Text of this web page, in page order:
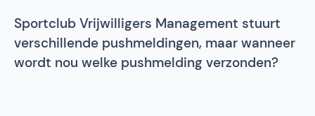
Sportclub Vrijwilligers Management stuurt
verschillende pushmeldingen, maar wanneer
wordt nou welke pushmelding verzonden?